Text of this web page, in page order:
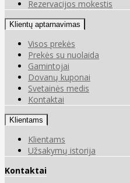
Rezervacijos mokestis
Klientų aptarnavimas
Visos prekės
Prekės su nuolaida
Gamintojai
Dovanų kuponai
Svetainės medis
Kontaktai
Klientams
Klientams
Užsakymų istorija
Kontaktai